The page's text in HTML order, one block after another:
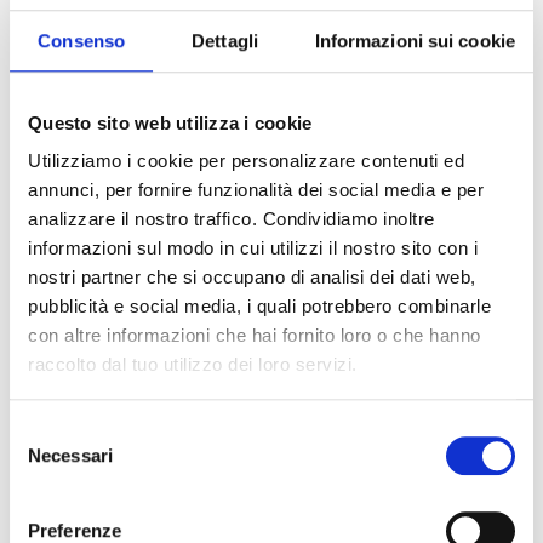
Consenso Dettagli Informazioni sui cookie
Questo sito web utilizza i cookie
Utilizziamo i cookie per personalizzare contenuti ed
annunci, per fornire funzionalità dei social media e per
analizzare il nostro traffico. Condividiamo inoltre
informazioni sul modo in cui utilizzi il nostro sito con i
nostri partner che si occupano di analisi dei dati web,
pubblicità e social media, i quali potrebbero combinarle
con altre informazioni che hai fornito loro o che hanno
raccolto dal tuo utilizzo dei loro servizi.
delNecessari
Preferenze
resi golosi con l’aggiunta di prosciutto cotto,
formaggio filante e lapassata classica Pomi.
merenda, si mantengono morbidi anche il
congelare per averli disponibili anche in altre
occasioni.
Mettete in ciotola la farina, aggiungete lo
zucchero, il lievito, l’olio e l’acqua un po’ alla
volta, lavorate con un cucchiaio poi
continuate ad impastare con le mani,
aggiungete alla fine il sale.
Lasciate riposare al coperto per circa 15
Tagliate il prosciutto a listarelle e ricavate dal
extravergine di oliva e sale.